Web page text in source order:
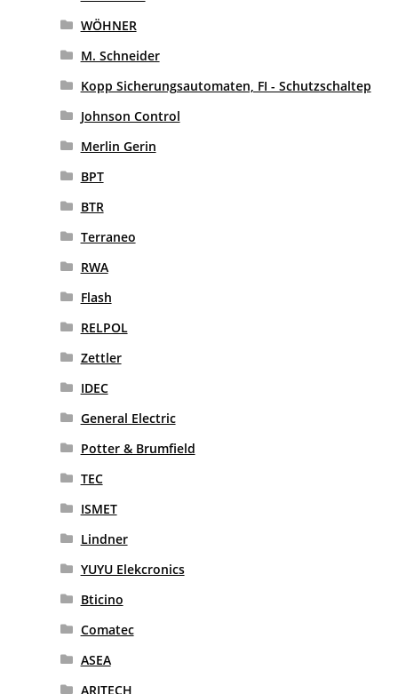
WÖHNER
M. Schneider
Kopp Sicherungsautomaten, FI - Schutzschaltep
Johnson Control
Merlin Gerin
BPT
BTR
Terraneo
RWA
Flash
RELPOL
Zettler
IDEC
General Electric
Potter & Brumfield
TEC
ISMET
Lindner
YUYU Elekcronics
Bticino
Comatec
ASEA
ARITECH